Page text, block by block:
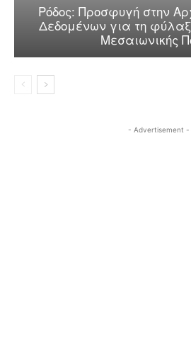
Ρόδος: Προσφυγή στην
Δεδομένων για τη
Μεσαιωνικής
- Advertisement -